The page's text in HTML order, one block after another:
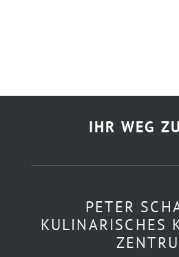
IHR WEG
PETER
KULINARISCHES